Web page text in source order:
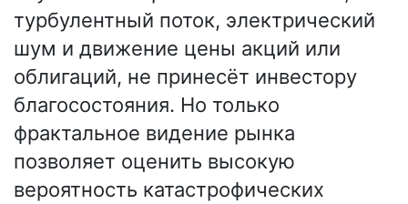
турбулентный поток, электрический
шум и движение цены акций или
облигаций, не принесёт инвестору
благосостояния. Но только
фрактальное видение рынка
позволяет оценить высокую
вероятность катастрофических